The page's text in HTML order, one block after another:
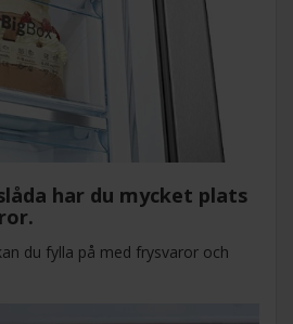
har du mycket plats
du fylla på med frysvaror och